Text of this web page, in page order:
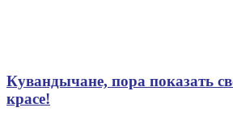
Кувандычане, пора показать
красе!